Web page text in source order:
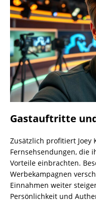
Gastauftritte
Zusätzlich profitiert Joey
Fernsehsendungen, die
Vorteile einbrachten.
Werbekampagnen
Einnahmen weiter
Persönlichkeit und